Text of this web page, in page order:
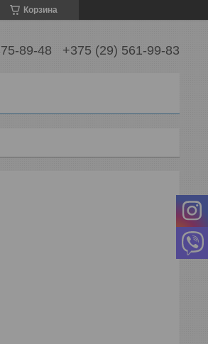
Корзина
89-48 +375 (29) 561-99-83